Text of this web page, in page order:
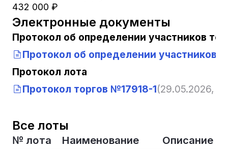
432 000 ₽
Электронные документы
Протокол об определении участников
Протокол об определении участников
Протокол лота
Протокол торгов №17918-1(29.05.2026,
Все лоты
№ лота Наименование Описание